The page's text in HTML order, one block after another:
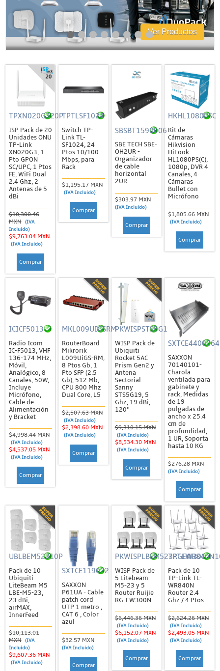
Charofil
Conduit
Ducto de PVC
Conectores
Conectores Coaxiales
Conectores de RF
Conectores RJ45 / RJ11
Otros Conectores y Accesorios
Convertidores y Adaptadores
Fibra Óptica
Accesorios
Acopladores y Conectores
Cable de Fibra
Cajas de Distribución y Empalme
Divisores y Atenuadores
Herrajes, Tensores y Remates
Herramientas
Jumpers, Pigtails y DAC
Probadores
Rosetas / Cajas Terminales
Herramientas
Patch Cords y Jumpers
Jumpers de RF
Patch Cords (UTP)
Racks, Gabinetes y Registros
Barras de Contactos (PDU)
Charolas
Gabinetes
Organizadores
Otros Accesorios
Paneles de Parcheo
Racks
Registros
Ventiladores y AC
Tapas y Jacks
Tierras Físicas y Pararrayos
Barras de Unión, Conectores y Electrodos
Kits de Pararrayos
Kits de Tierra Física
Otros Accesorios
Ver Productos
TPXN020G320P
ISP Pack de 20
Unidades ONU
TP-Link
XN020G3, 1
Pto GPON
SC/UPC, 1 Ptos
FE, WiFi Dual
2.4 Ghz, 2
Antenas de 5
dBi
$10,300.46
MXN
(IVA
Incluido)
$9,763.04 MXN
(IVA Incluido)
Comprar
TPTLSF1024
Switch TP-
Link TL-
SF1024, 24
Ptos 10/100
Mbps, para
Rack
$1,195.17 MXN
(IVA Incluido)
Comprar
SBSBT1590006
SBE TECH SBE-
OH2UR -
Organizador
de cable
horizontal
2UR
$303.97 MXN
(IVA Incluido)
Comprar
HKHL1080PSC
Kit de
Cámaras
Hikvision
HiLook
HL1080PS(C),
1080p, DVR 4
Canales, 4
Cámaras
Bullet con
Micrófono
$1,805.66 MXN
(IVA Incluido)
Comprar
ICICF5013
Radio Icom
IC-F5013, VHF
136-174 MHz,
Móvil,
Analógico, 8
Canales, 50W,
Incluye
Micrófono,
Cable de
Alimentación
y Bracket
$4,998.44 MXN
(IVA Incluido)
$4,537.05 MXN
(IVA Incluido)
Comprar
MKL009UIGSRM
RouterBoard
Mikrorik
L009UiGS-RM,
8 Ptos Gb, 1
Pto SFP (2.5
Gb), 512 Mb,
CPU 800 Mhz
Dual Core, L5
$2,507.63 MXN
(IVA Incluido)
$2,398.60 MXN
(IVA Incluido)
Comprar
PKWISPSTS5G19RACP
WISP Pack de
Ubiquiti
Rocket 5AC
Prism Gen2 y
Antena
Sectorial
Sanny
STS5G19, 5
Ghz, 19 dBi,
120°
$9,310.15 MXN
(IVA Incluido)
$8,534.30 MXN
(IVA Incluido)
Comprar
SXTCE4400064
SAXXON
70140101-
Charola
ventilada para
gabinete y
rack, Medidas
de 19
pulgadas de
ancho x 25.4
cm de
profundidad,
1 UR, Soporta
hasta 10 KG
$276.28 MXN
(IVA Incluido)
Comprar
UBLBEM52310P
Pack de 10
Ubiquiti
LiteBeam M5
LBE-M5-23,
23 dBi,
airMAX,
InnerFeed
$10,113.01
MXN
(IVA
Incluido)
$9,607.36 MXN
(IVA Incluido)
SXTCE119022
SAXXON
P61UA - Cable
patch cord
UTP 1 metro ,
CAT 6 , Color
azul
$32.57 MXN
(IVA Incluido)
Comprar
PKWISPLBEM523RGEW300N
WISP Pack de
5 Litebeam
M5-23 y 5
Router Ruijie
RG-EW300N
$6,446.36 MXN
(IVA Incluido)
$6,152.07 MXN
(IVA Incluido)
Comprar
Pack de 10
TP-Link TL-
WR840N
Router 2.4
Ghz / 4 Ptos
$2,624.26 MXN
(IVA Incluido)
$2,493.05 MXN
(IVA Incluido)
Comprar